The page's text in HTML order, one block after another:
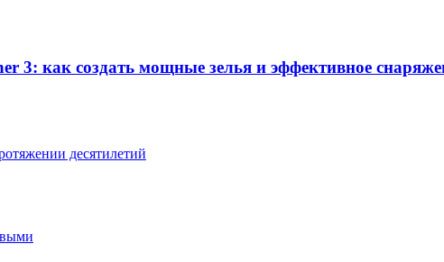
3: как создать мощные зелья и эффективное
десятилетий